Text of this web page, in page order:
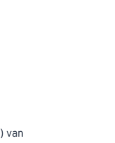
van